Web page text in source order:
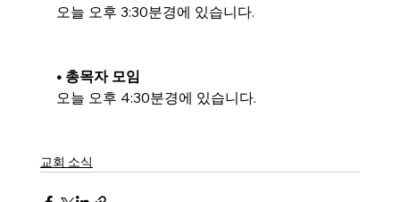
오늘 오후 3:30분경에 있습니다.
• 총목자 모임
오늘 오후 4:30분경에 있습니다.
교회 소식